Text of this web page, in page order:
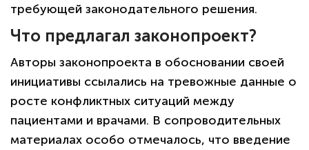
требующей законодательного решения.
Что предлагал законопроект?
Авторы законопроекта в обосновании своей
инициативы ссылались на тревожные данные о
росте конфликтных ситуаций между
пациентами и врачами. В сопроводительных
материалах особо отмечалось, что введение